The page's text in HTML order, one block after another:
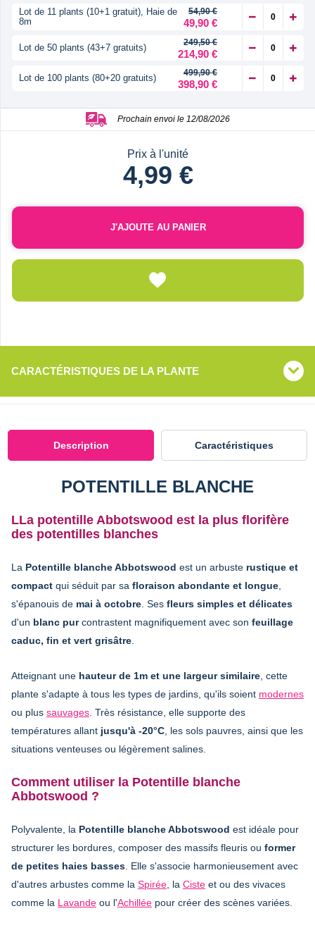
Lot de 11 plants (10+1 gratuit), Haie de
8m
54,90 €
49,90 €
Lot de 50 plants (43+7 gratuits) 249,50 €
214,90 €
Lot de 100 plants (80+20 gratuits) 499,90 €
398,90 €
Prochain envoi le 12/08/2026
Prix à l'unité
4,99 €
J'AJOUTE AU PANIER
CARACTÉRISTIQUES DE LA PLANTE
Description Caractéristiques
POTENTILLE BLANCHE
LLa potentille Abbotswood est la plus florifère
des potentilles blanches
La Potentille blanche Abbotswood est un arbuste rustique et
compact qui séduit par sa floraison abondante et longue
s'épanouis de mai à octobre . Ses fleurs simples et délicates
d'un blanc purcontrastent magnifiquement avec son feuillage
caduc, fin et vert grisâtre
Atteignant une hauteur de 1m et une largeur similaire , cette
plante s'adapte à tous les types de jardins, qu'ils soient modernes
ou plus sauvages . Très résistance, elle supporte des
températures allant jusqu'à -20°C , les sols pauvres, ainsi que les
situations venteuses ou légèrement salines.
Comment utiliser la Potentille blanche
Abbotswood ?
Polyvalente, la Potentille blanche Abbotswood est idéale pour
structurer les bordures, composer des massifs fleuris ou former
de petites haies basses . Elle s'associe harmonieusement avec
d'autres arbustes comme la Spirée , la Ciste et ou des vivaces
comme la Lavande ou l'Achillée pour créer des scènes variées.